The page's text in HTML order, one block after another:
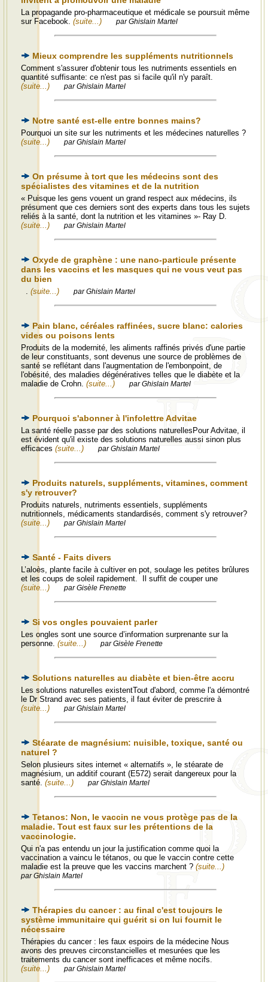
La propagande pro-pharmaceutique et médicale se poursuit même
sur Facebook. (suite...) par Ghislain Martel
Mieux comprendre les suppléments nutritionnels
Comment s'assurer d'obtenir tous les nutriments essentiels en
quantité suffisante: ce n'est pas si facile qu'il n'y paraît.
(suite...)
par Ghislain Martel
Notre santé est-elle entre bonnes mains?
Pourquoi un site sur les nutriments et les médecines naturelles ?
(suite...)
par Ghislain Martel
On présume à tort que les médecins sont des
spécialistes des vitamines et de la nutrition
« Puisque les gens vouent un grand respect aux médecins, ils
présument que ces derniers sont des experts dans tous les sujets
reliés à la santé, dont la nutrition et les vitamines »- Ray D.
(suite...)
par Ghislain Martel
Oxyde de graphène : une nano-particule présente
dans les vaccins et les masques qui ne vous veut pas
du bien
. (suite...) par Ghislain Martel
Pain blanc, céréales raffinées, sucre blanc: calories
vides ou poisons lents
Produits de la modernité, les aliments raffinés privés d'une partie
de leur constituants, sont devenus une source de problèmes de
santé se reflétant dans l'augmentation de l'embonpoint, de
l'obésité, des maladies dégénératives telles que le diabète et la
maladie de Crohn. (suite...) par Ghislain Martel
Pourquoi s'abonner à l'infolettre Advitae
La santé réelle passe par des solutions naturellesPour Advitae, il
est évident qu'il existe des solutions naturelles aussi sinon plus
efficaces (suite...) par Ghislain Martel
Produits naturels, suppléments, vitamines, comment
s'y retrouver?
Produits naturels, nutriments essentiels, suppléments
nutritionnels, médicaments standardisés, comment s'y retrouver?
(suite...)
par Ghislain Martel
Santé - Faits divers
L’aloès, plante facile à cultiver en pot, soulage les petites brûlures
et les coups de soleil rapidement. Il suffit de couper une
(suite...)
par Gisèle Frenette
Si vos ongles pouvaient parler
Les ongles sont une source d’information surprenante sur la
personne. (suite...) par Gisèle Frenette
Solutions naturelles au diabète et bien-être accru
Les solutions naturelles existentTout d'abord, comme l'a démontré
le Dr Strand avec ses patients, il faut éviter de prescrire à
(suite...)
par Ghislain Martel
Stéarate de magnésium: nuisible, toxique, santé ou
naturel ?
Selon plusieurs sites internet « alternatifs », le stéarate de
magnésium, un additif courant (E572) serait dangereux pour la
santé. (suite...) par Ghislain Martel
Tetanos: Non, le vaccin ne vous protège pas de la
maladie. Tout est faux sur les prétentions de la
vaccinologie.
Qui n'a pas entendu un jour la justification comme quoi la
vaccination a vaincu le tétanos, ou que le vaccin contre cette
maladie est la preuve que les vaccins marchent ? (suite...)
par Ghislain Martel
Thérapies du cancer : au final c'est toujours le
système immunitaire qui guérit si on lui fournit le
nécessaire
Thérapies du cancer : les faux espoirs de la médecine Nous
avons des preuves circonstancielles et mesurées que les
traitements du cancer sont inefficaces et même nocifs.
(suite...)
par Ghislain Martel